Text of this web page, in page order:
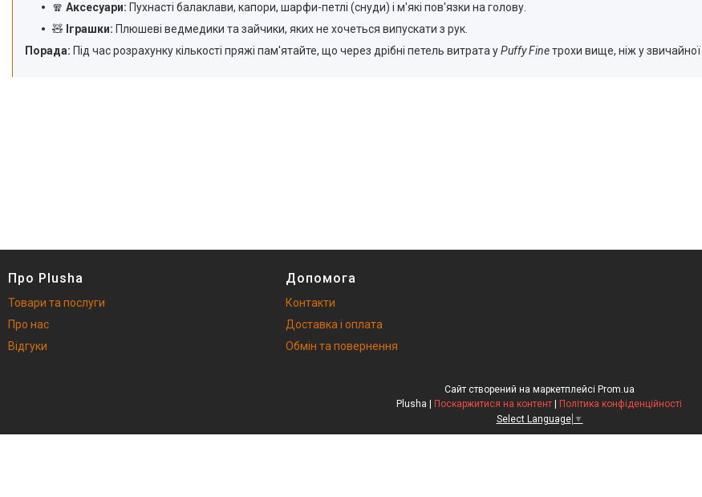
🧣 Аксесуари: Пухнасті балаклави, капори, шарфи-петлі (снуди) і м'які пов'язки на голову.
🧸 Іграшки: Плюшеві ведмедики та зайчики, яких не хочеться випускати з рук.
Порада: Під час розрахунку кількості пряжі пам'ятайте, що через дрібні петель витрата уPuffy Fineтрохи вище, ніж у звичайної
Про Plusha
Товари та послуги
Про нас
Відгуки
Допомога
Контакти
Доставка і оплата
Обмін та повернення
Сайт створений на маркетплейсі Prom.ua
Поскаржитися на контент
Політика конфіденційності
Select Language ▼